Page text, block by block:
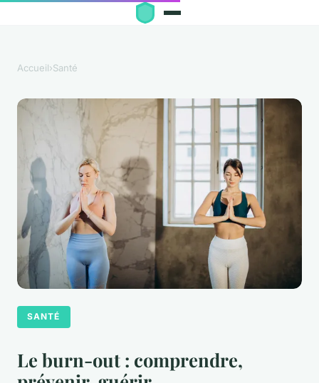
Accueil›Santé
SANTÉ
Le burn-out : comprendre,